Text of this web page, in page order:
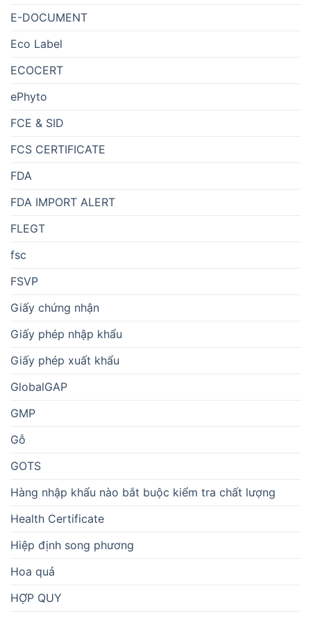
E-DOCUMENT
Eco Label
ECOCERT
ePhyto
FCE & SID
FCS CERTIFICATE
FDA
FDA IMPORT ALERT
FLEGT
fsc
FSVP
Giấy chứng nhận
Giấy phép nhập khẩu
Giấy phép xuất khẩu
GlobalGAP
GMP
Gỗ
GOTS
Hàng nhập khẩu nào bắt buộc kiểm tra chất lượng
Health Certificate
Hiệp định song phương
Hoa quả
HỢP QUY